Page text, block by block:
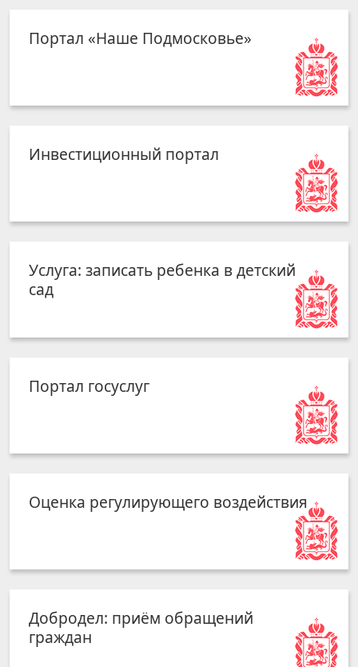
Портал «Наше Подмосковье»
Инвестиционный портал
Услуга: записать ребенка в детский
сад
Портал госуслуг
Оценка регулирующего воздействия
Добродел: приём обращений
граждан